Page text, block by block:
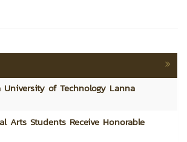
University of Technology Lanna
Arts Students Receive Honorable